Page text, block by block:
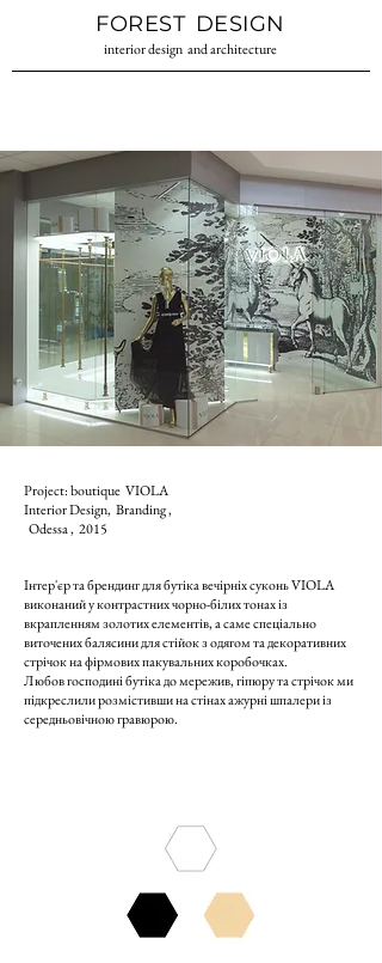
FOREST DESIGN
interior design and architecture
Project:boutique VIOLA
Interior Design, Branding,
Odessa, 2015
Інтер'єр та брендинг для бутіка вечірніх суконь VIOLA
виконаний у контрастних чорно-білих тонах із
вкрапленням золотих елементів, а саме спеціально
виточених балясини для стійок з одягом та декоративних
стрічок на фірмових пакувальних коробочках.
Любов господині бутіка до мережив, гіпюру та стрічок ми
підкреслили розмістивши на стінах ажурні шпалери із
середньовічною гравюрою.